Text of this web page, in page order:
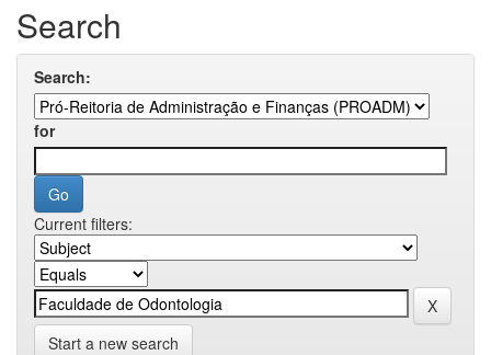
Search
Search:
for
Current filters:
Start a new search